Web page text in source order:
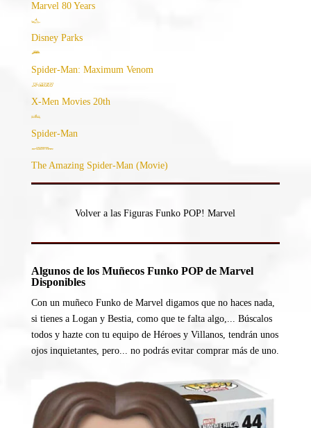
Marvel 80 Years
Disney Parks
Spider-Man: Maximum Venom
X-Men Movies 20th
Spider-Man
The Amazing Spider-Man (Movie)
Volver a las Figuras Funko POP! Marvel
Algunos de los Muñecos Funko POP de Marvel
Disponibles
Con un muñeco Funko de Marvel digamos que no haces nada,
si tienes a Logan y Bestia, como que te falta algo,... Búscalos
todos y hazte con tu equipo de Héroes y Villanos, tendrán unos
ojos inquietantes, pero... no podrás evitar comprar más de uno.